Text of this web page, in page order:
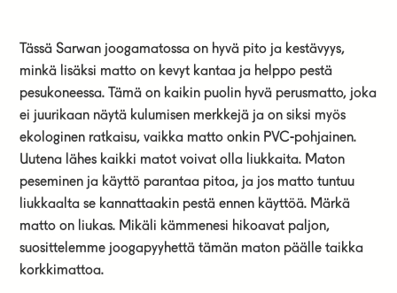
Tässä Sarwan joogamatossa on hyvä pito ja kestävyys,
minkä lisäksi matto on kevyt kantaa ja helppo pestä
pesukoneessa. Tämä on kaikin puolin hyvä perusmatto, joka
ei juurikaan näytä kulumisen merkkejä ja on siksi myös
ekologinen ratkaisu, vaikka matto onkin PVC-pohjainen.
Uutena lähes kaikki matot voivat olla liukkaita. Maton
peseminen ja käyttö parantaa pitoa, ja jos matto tuntuu
liukkaalta se kannattaakin pestä ennen käyttöä. Märkä
matto on liukas. Mikäli kämmenesi hikoavat paljon,
suosittelemme joogapyyhettä tämän maton päälle taikka
korkkimattoa.